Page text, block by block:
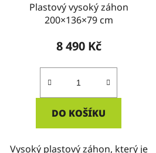
Plastový vysoký záhon
200×136×79 cm
8 490 Kč
DO KOŠÍKU
Vysoký plastový záhon, který je